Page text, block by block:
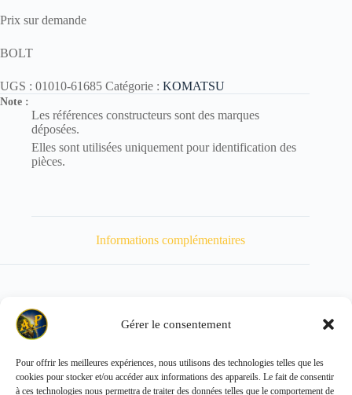
Gérer le consentement
Pour offrir les meilleures expériences, nous utilisons des technologies telles que les
cookies pour stocker et/ou accéder aux informations des appareils. Le fait de consentir
à ces technologies nous permettra de traiter des données telles que le comportement de
Prix sur demande
BOLT
UGS : 01010-61685 Catégorie : KOMATSU
Note :
Les références constructeurs sont des marques
déposées.
Elles sont utilisées uniquement pour identification des
pièces.
Informations complémentaires
Poids 147 kg
Copyright © 2026 - ALL PARTS FRANCE SAS